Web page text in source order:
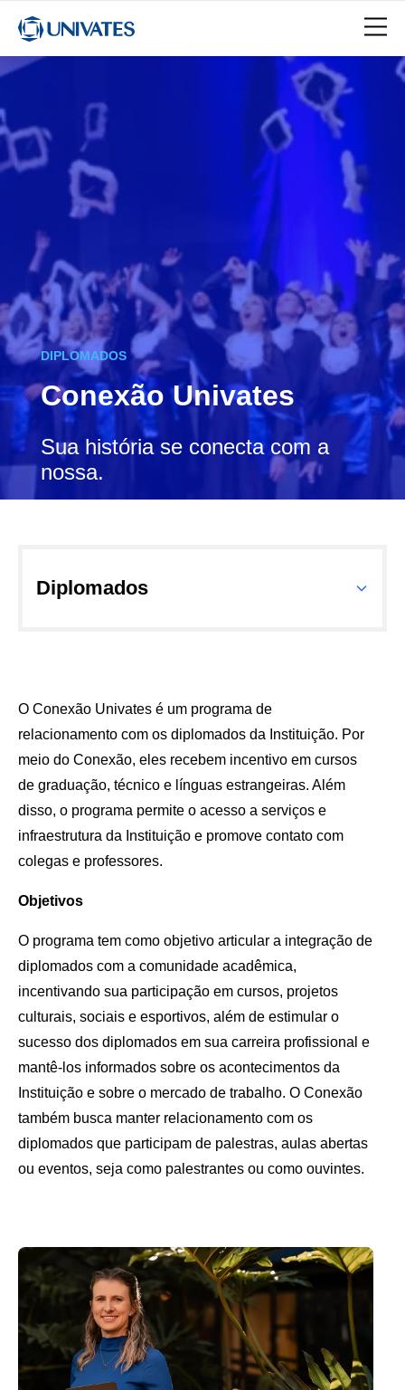
DIPLOMADOS
Conexão Univates
Sua história se conecta com a
nossa.
O Conexão Univates é um programa de
relacionamento com os diplomados da Instituição. Por
meio do Conexão, eles recebem incentivo em cursos
de graduação, técnico e línguas estrangeiras. Além
disso, o programa permite o acesso a serviços e
infraestrutura da Instituição e promove contato com
colegas e professores.
Objetivos
O programa tem como objetivo articular a integração de
diplomados com a comunidade acadêmica,
incentivando sua participação em cursos, projetos
culturais, sociais e esportivos, além de estimular o
sucesso dos diplomados em sua carreira profissional e
mantê-los informados sobre os acontecimentos da
Instituição e sobre o mercado de trabalho. O Conexão
também busca manter relacionamento com os
diplomados que participam de palestras, aulas abertas
ou eventos, seja como palestrantes ou como ouvintes.
Diplomados